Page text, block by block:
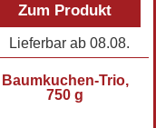
Zum Produkt
Lieferbar ab 08.08.
Baumkuchen-Trio,
750 g